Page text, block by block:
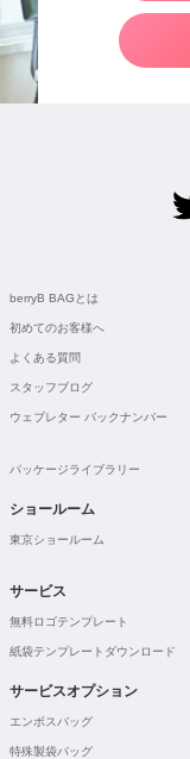
berryB BAGとは
初めてのお客様へ
よくある質問
スタッフブログ
ウェブレター バックナンバー
パッケージライブラリー
ショールーム
東京ショールーム
サービス
無料ロゴテンプレート
紙袋テンプレートダウンロード
サービスオプション
エンボスバッグ
特殊製袋バッグ